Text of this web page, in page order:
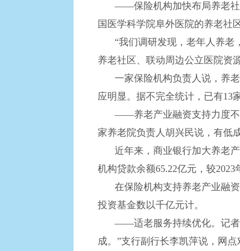
——保险机构加快布局养老社区
国医学科学院阜外医院的养老社
“我们调研发现，老年人养老
养老社区、联动周边公立医院资
一家保险机构负责人说，养老
应明显。据不完全统计，已有
——养老产业融资支持力度不断
家养老院负责人胡兴民说，有低
近年来，商业银行加大养老产
机构贷款余额65.22亿元，较
在保险机构支持养老产业融资
投资基金数以千亿元计。
——适老服务持续优化。记者在
成。”支行副行长李凯萍说，网